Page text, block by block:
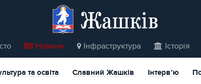
Жашків
Новини Інфраструктура Історія
та освіта Славний Жашків Інтерв’ю